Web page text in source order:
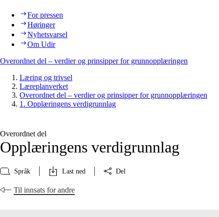
For pressen
Høringer
Nyhetsvarsel
Om Udir
Overordnet del – verdier og prinsipper for grunnopplæringen
Læring og trivsel
Læreplanverket
Overordnet del – verdier og prinsipper for grunnopplæringen
1. Opplæringens verdigrunnlag
Overordnet del
Opplæringens verdigrunnlag
Språk Last ned Del
Til innsats for andre